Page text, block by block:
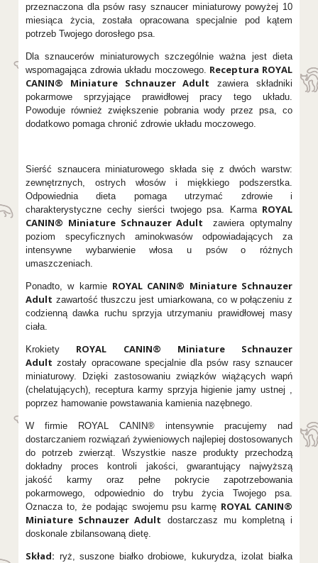
przeznaczona dla psów rasy sznaucer miniaturowy powyżej 10
miesiąca życia, została opracowana specjalnie pod kątem
potrzeb Twojego dorosłego psa.
Dla sznaucerów miniaturowych szczególnie ważna jest dieta
wspomagająca zdrowia układu moczowego. Receptura ROYAL
CANIN® Miniature Schnauzer Adult zawiera składniki
pokarmowe sprzyjające prawidłowej pracy tego układu.
Powoduje również zwiększenie pobrania wody przez psa, co
dodatkowo pomaga chronić zdrowie układu moczowego.
Sierść sznaucera miniaturowego składa się z dwóch warstw:
zewnętrznych, ostrych włosów i miękkiego podszerstka.
Odpowiednia dieta pomaga utrzymać zdrowie i
charakterystyczne cechy sierści twojego psa. KarmaROYAL
CANIN® Miniature Schnauzer Adultzawiera optymalny
poziom specyficznych aminokwasów odpowiadających za
intensywne wybarwienie włosa u psów o różnych
umaszczeniach.
Ponadto, w karmie ROYAL CANIN® Miniature Schnauzer
Adult zawartość tłuszczu jest umiarkowana, co w połączeniu z
codzienną dawka ruchu sprzyja utrzymaniu prawidłowej masy
ciała.
Krokiety ROYAL CANIN® Miniature Schnauzer
Adult zostały opracowane specjalnie dla psów rasy sznaucer
miniaturowy. Dzięki zastosowaniu związków wiążących wapń
(chelatujących), receptura karmy sprzyja higienie jamy ustnej ,
poprzez hamowanie powstawania kamienia nazębnego.
W firmie ROYAL CANIN® intensywnie pracujemy nad
dostarczaniem rozwiązań żywieniowych najlepiej dostosowanych
do potrzeb zwierząt. Wszystkie nasze produkty przechodzą
dokładny proces kontroli jakości, gwarantujący najwyższą
jakość karmy oraz pełne pokrycie zapotrzebowania
pokarmowego, odpowiednio do trybu życia Twojego psa.
Oznacza to, że podając swojemu psu karmę ROYAL CANIN®
Miniature Schnauzer Adult dostarczasz mu kompletną i
doskonale zbilansowaną dietę.
Skład: ryż, suszone białko drobiowe, kukurydza, izolat białka